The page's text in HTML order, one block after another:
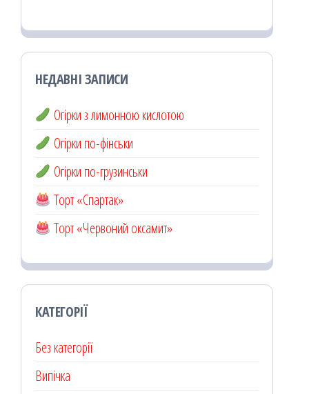
НЕДАВНІ ЗАПИСИ
Огірки з лимонною кислотою
Огірки по-фінськи
Огірки по-грузинськи
Торт «Спартак»
Торт «Червоний оксамит»
КАТЕГОРІЇ
Без категорії
Випічка